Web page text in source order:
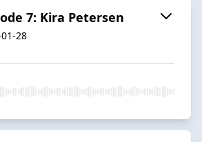
7: Kira Petersen
28